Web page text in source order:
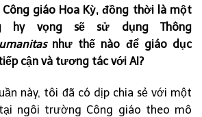
giáo Hoa Kỳ, đồng thời là một
hy vọng sẽ sử dụng Thông
như thế nào để giáo dục
cận và tương tác với AI?
này, tôi đã có dịp chia sẻ với một
ngôi trường Công giáo theo mô